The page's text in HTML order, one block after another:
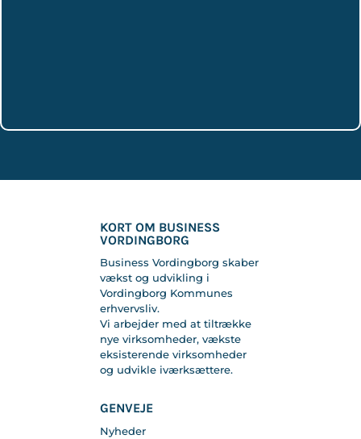
KORT OM BUSINESS
VORDINGBORG
Business Vordingborg skaber
vækst og udvikling i
Vordingborg Kommunes
erhvervsliv.
Vi arbejder med at tiltrække
nye virksomheder, vækste
eksisterende virksomheder
og udvikle iværksættere.
GENVEJE
Nyheder